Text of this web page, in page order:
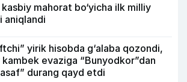
mahorat bo‘yicha ilk milliy
aniqlandi
yirik hisobda g‘alaba qozondi,
kambek evaziga “Bunyodkor”dan
durang qayd etdi